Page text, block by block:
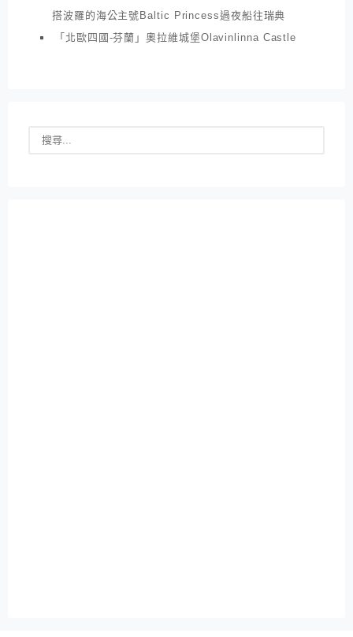
搭波羅的海公主號Baltic Princess過夜船往瑞典
「北歐四國-芬蘭」奧拉維城堡Olavinlinna Castle